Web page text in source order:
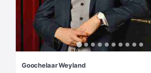
Goochelaar Weyland